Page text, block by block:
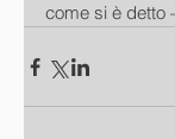
come si è detto